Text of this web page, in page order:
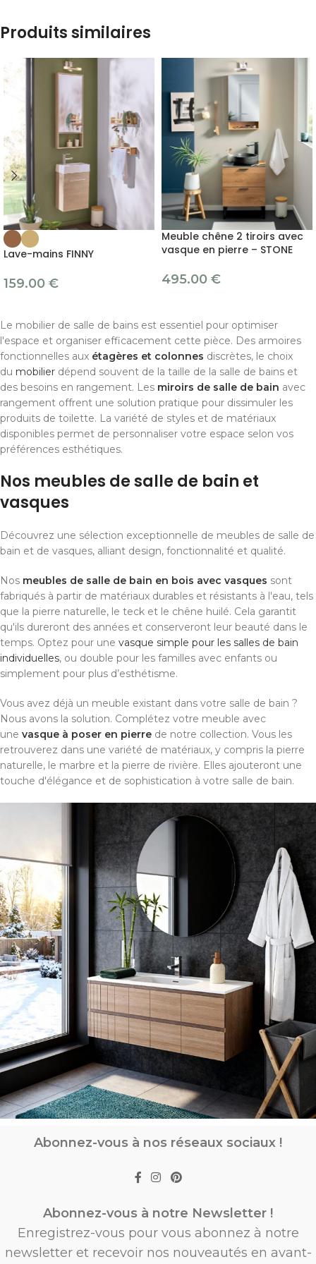
Produits similaires
Lave-mains FINNY
159.00 €
Meuble chêne 2 tiroirs avec
vasque en pierre – STONE
495.00 €
Le mobilier de salle de bains est essentiel pour optimiser
l'espace et organiser efficacement cette pièce. Des armoires
fonctionnelles aux étagères et colonnes discrètes, le choix
du mobilier dépend souvent de la taille de la salle de bains et
des besoins en rangement. Les miroirs de salle de bain avec
rangement offrent une solution pratique pour dissimuler les
produits de toilette. La variété de styles et de matériaux
disponibles permet de personnaliser votre espace selon vos
préférences esthétiques.
Nos meubles de salle de bain et
vasques
Découvrez une sélection exceptionnelle de meubles de salle de
bain et de vasques, alliant design, fonctionnalité et qualité.
Nos meubles de salle de bain en bois avec vasques sont
fabriqués à partir de matériaux durables et résistants à l'eau, tels
que la pierre naturelle, le teck et le chêne huilé. Cela garantit
qu'ils dureront des années et conserveront leur beauté dans le
temps. Optez pour une vasque simple pour les salles de bain
individuelles, ou double pour les familles avec enfants ou
simplement pour plus d’esthétisme.
Vous avez déjà un meuble existant dans votre salle de bain ?
Nous avons la solution. Complétez votre meuble avec
une vasque à poser en pierre de notre collection. Vous les
retrouverez dans une variété de matériaux, y compris la pierre
naturelle, le marbre et la pierre de rivière. Elles ajouteront une
touche d'élégance et de sophistication à votre salle de bain.
Abonnez-vous à nos réseaux sociaux !
Abonnez-vous à notre Newsletter !
Enregistrez-vous pour vous abonnez à notre
newsletter et recevoir nos nouveautés en avant-